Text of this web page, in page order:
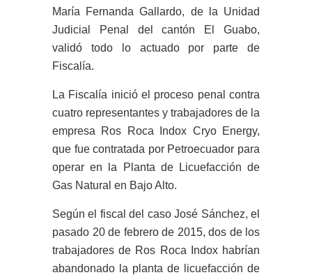
María Fernanda Gallardo, de la Unidad
Judicial Penal del cantón El Guabo,
validó todo lo actuado por parte de
Fiscalía.
La Fiscalía inició el proceso penal contra
cuatro representantes y trabajadores de la
empresa Ros Roca Indox Cryo Energy,
que fue contratada por Petroecuador para
operar en la Planta de Licuefacción de
Gas Natural en Bajo Alto.
Según el fiscal del caso José Sánchez, el
pasado 20 de febrero de 2015, dos de los
trabajadores de Ros Roca Indox habrían
abandonado la planta de licuefacción de